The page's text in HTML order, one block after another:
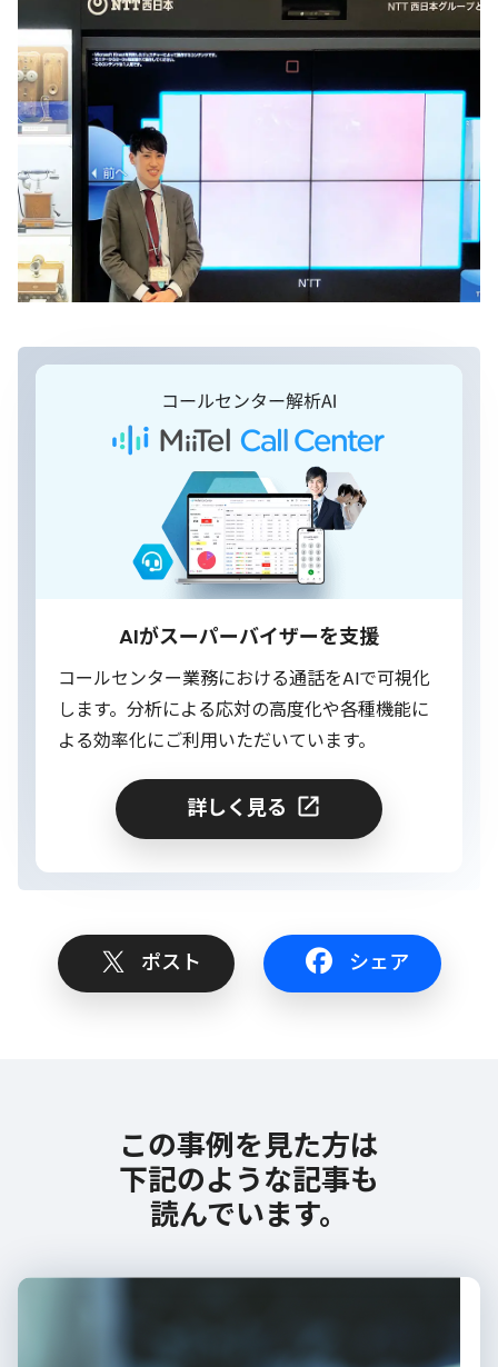
AIがスーパーバイザーを支援
コールセンター業務における通話をAIで可視化
します。分析による応対の高度化や各種機能に
よる効率化にご利用いただいています。
詳しく見る
ポスト シェア
この事例を見た方は
下記のような記事も
読んでいます。